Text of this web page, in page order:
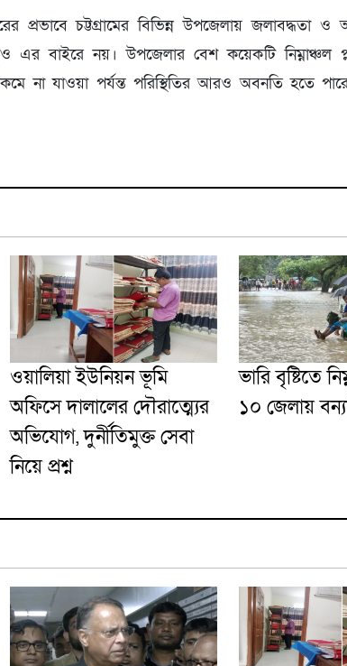
প্রভাবে চট্টগ্রামের বিভিন্ন উপজেলায় জলাবদ্ধতা ও
এর বাইরে নয়। উপজেলার বেশ কয়েকটি নিম্নাঞ্চল
কমে না যাওয়া পর্যন্ত পরিস্থিতির আরও অবনতি হতে
ওয়ালিয়া ইউনিয়ন ভূমি
অফিসে দালালের দৌরাত্ম্যের
অভিযোগ, দুর্নীতিমুক্ত সেবা
নিয়ে প্রশ্ন
ভারি বৃষ্টিতে
১০ জেলায়